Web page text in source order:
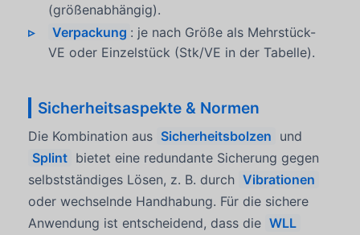
(größenabhängig).
Verpackung : je nach Größe als Mehrstück-
VE oder Einzelstück (Stk/VE in der Tabelle).
Sicherheitsaspekte & Normen
Die Kombination aus Sicherheitsbolzen und
Splint bietet eine redundante Sicherung gegen
selbstständiges Lösen, z. B. durch Vibrationen
oder wechselnde Handhabung. Für die sichere
Anwendung ist entscheidend, dass die WLL